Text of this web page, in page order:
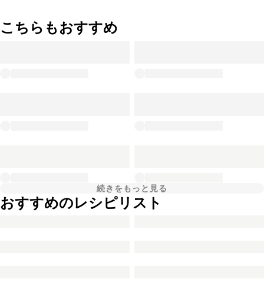
こちらもおすすめ
続きをもっと見る
おすすめのレシピリスト